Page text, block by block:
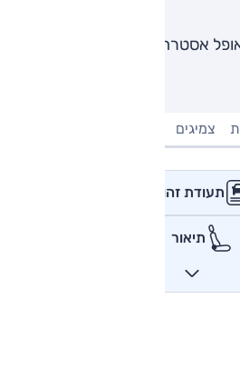
אסטרה ברלינה
צמיגים
תעודת זהות
תיאור